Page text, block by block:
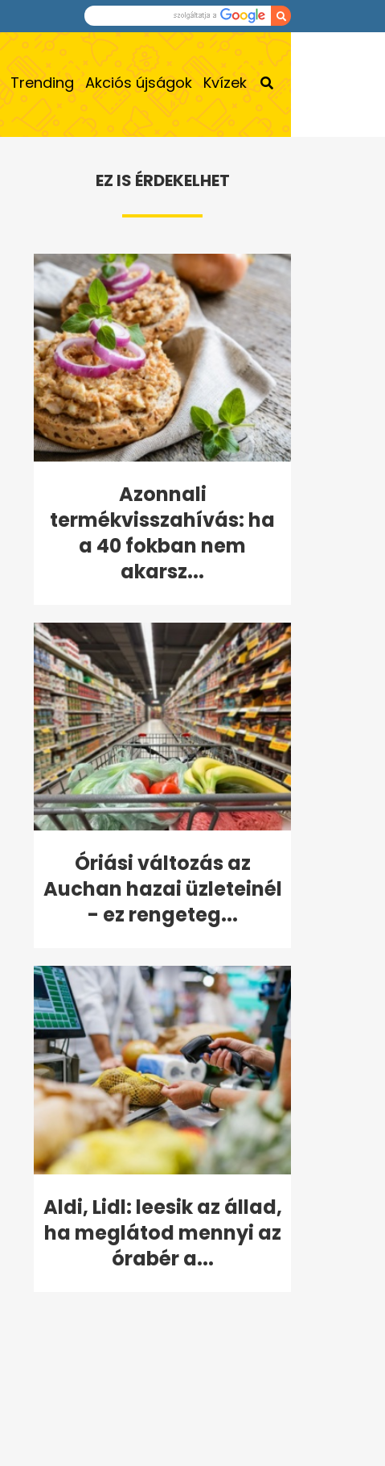
Trending Akciós újságok Kvízek
EZ IS ÉRDEKELHET
Azonnali
termékvisszahívás: ha
a 40 fokban nem
akarsz...
Óriási változás az
Auchan hazai üzleteinél
- ez rengeteg...
Aldi, Lidl: leesik az állad,
ha meglátod mennyi az
órabér a...